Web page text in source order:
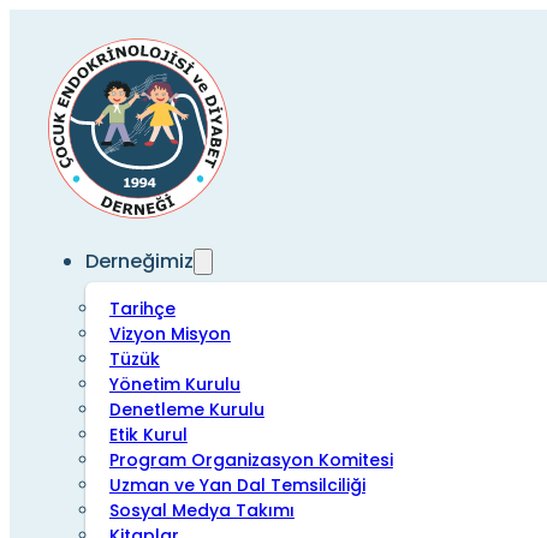
Derneğimiz
Tarihçe
Vizyon Misyon
Tüzük
Yönetim Kurulu
Denetleme Kurulu
Etik Kurul
Program Organizasyon Komitesi
Uzman ve Yan Dal Temsilciliği
Sosyal Medya Takımı